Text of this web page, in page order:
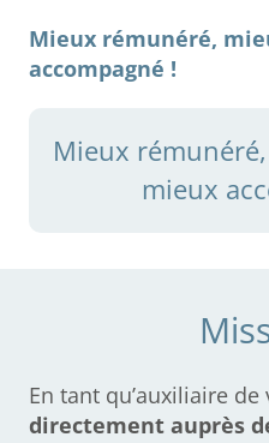
Mieux rémunéré,
accompagné !
Mieux
mieux
En tant qu’auxiliaire de
directement auprès